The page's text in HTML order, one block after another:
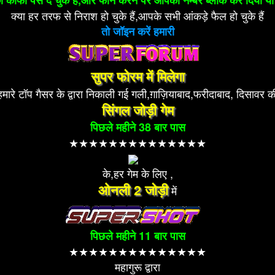
क्या हर तरफ से निराश हो चुके हैं,आपके सभी आंकड़े फैल हो चुके हैं
तो जॉइन करें हमारी
सुपर फोरम में मिलेगा
टॉप गैसर के द्वारा निकाली गई गली,ग़ाज़ियाबाद,फरीदाबाद, दिसावर
सिंगल जोड़ी गेम
पिछले महीने 38 बार पास
★★★★★★★★★★★★★★
के,हर गेम के लिए ,
ओनली 2 जोड़ीमें
पिछले महीने 11 बार पास
★★★★★★★★★★★★★★
महागुरू द्वारा